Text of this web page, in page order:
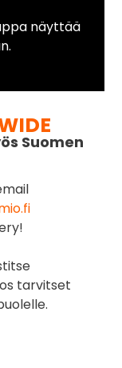
näyttää
Suomen
tarvitset